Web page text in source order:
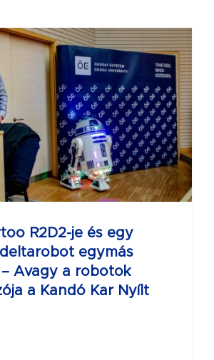
R2D2-je és egy
egymás
Avagy a robotok
a Kandó Kar Nyílt